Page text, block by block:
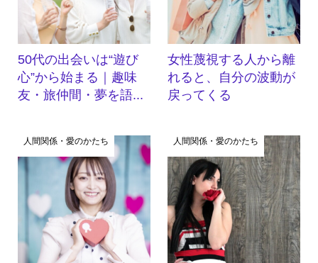
50代の出会いは“遊び
心”から始まる｜趣味
友・旅仲間・夢を語...
女性蔑視する人から離
れると、自分の波動が
戻ってくる
人間関係・愛のかたち 人間関係・愛のかたち